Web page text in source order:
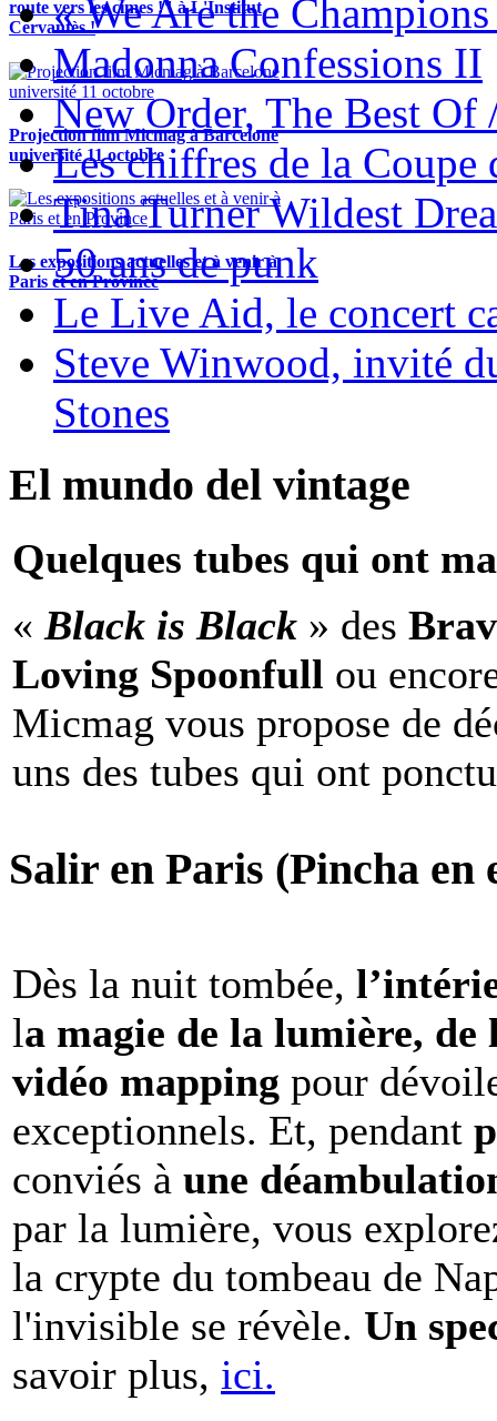
route vers les cimes !" à L'Institut
Cervantès !
Projection film Micmag à Barcelone
université 11 octobre
Les expositions actuelles et à venir à
Paris et en Province
« We Are the
Madonna Confessions II
New Order, The Best Of
Les chiffres de la Coupe
Tina Turner Wildest
50 ans de punk
Le Live Aid, le concert
Steve Winwood, invité
Stones
El mundo del vintage
Quelques tubes qui ont
« Black is Black » des
Loving Spoonfull ou
Micmag vous propose de
uns des tubes qui ont
Salir en Paris (Pincha en
Dès la nuit tombée,
la magie de la lumière,
vidéo mapping pour
exceptionnels. Et, pendant
conviés à une
par la lumière, vous
la crypte du tombeau de
l'invisible se révèle. Un
savoir plus, ici.